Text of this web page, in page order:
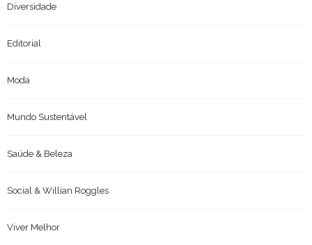
Diversidade
Editorial
Moda
Mundo Sustentável
Saúde & Beleza
Social & Willian Roggles
Viver Melhor